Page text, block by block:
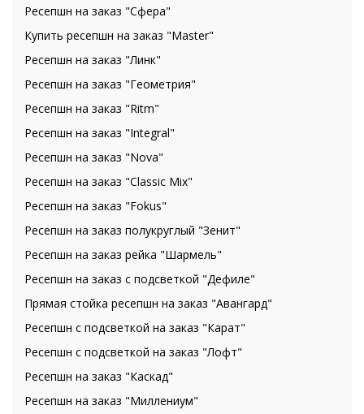
Ресепшн на заказ "Сфера"
Купить ресепшн на заказ "Master"
Ресепшн на заказ "Линк"
Ресепшн на заказ "Геометрия"
Ресепшн на заказ "Ritm"
Ресепшн на заказ "Integral"
Ресепшн на заказ "Nova"
Ресепшн на заказ "Classic Mix"
Ресепшн на заказ "Fokus"
Ресепшн на заказ полукруглый "Зенит"
Ресепшн на заказ рейка "Шармель"
Ресепшн на заказ с подсветкой "Дефиле"
Прямая стойка ресепшн на заказ "Авангард"
Ресепшн с подсветкой на заказ "Карат"
Ресепшн с подсветкой на заказ "Лофт"
Ресепшн на заказ "Каскад"
Ресепшн на заказ "Миллениум"